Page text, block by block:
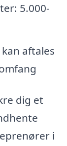
5.000-
aftales
dig et
i